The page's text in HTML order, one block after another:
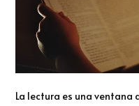
La lectura es una ventana